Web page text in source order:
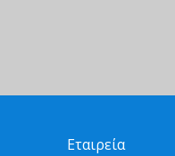
Εταιρεία